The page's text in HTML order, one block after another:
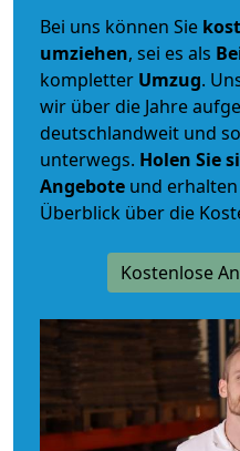
Bei uns können Sie
umziehen, sei es als
kompletter Umzug.
wir über die Jahre
deutschlandweit und
unterwegs. Holen Sie
Angebote und
Überblick über die
Kostenlose